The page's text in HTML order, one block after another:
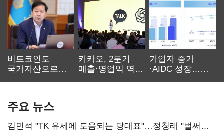
비트코인도
국가자산으로…'
카카오, 2분기
매출·영업익 역대
가입자 증가
·AIDC 성장…
주요 뉴스
김민석 "TK 유세에 도움되는 당대표"…정청래 "벌써